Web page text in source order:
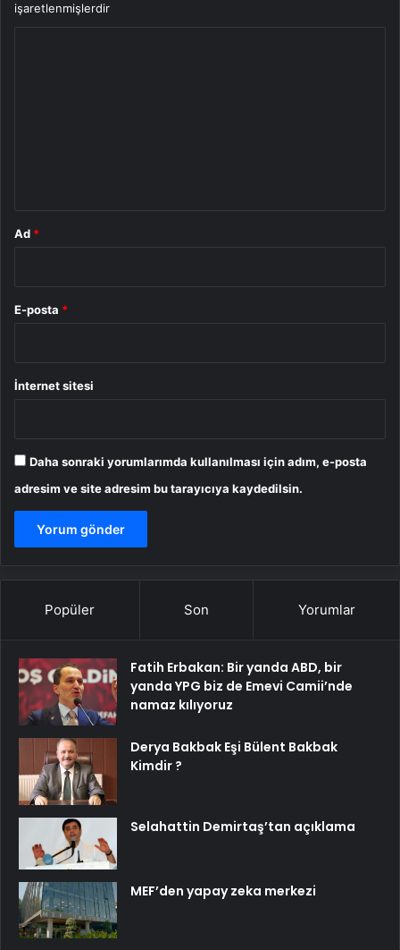
işaretlenmişlerdir
Ad *
E-posta *
İnternet sitesi
Daha sonraki yorumlarımda kullanılması için adım, e-posta
adresim ve site adresim bu tarayıcıya kaydedilsin.
Popüler Son Yorumlar
Fatih Erbakan: Bir yanda ABD, bir
yanda YPG biz de Emevi Camii’nde
namaz kılıyoruz
Derya Bakbak Eşi Bülent Bakbak
Kimdir ?
Selahattin Demirtaş’tan açıklama
MEF’den yapay zeka merkezi